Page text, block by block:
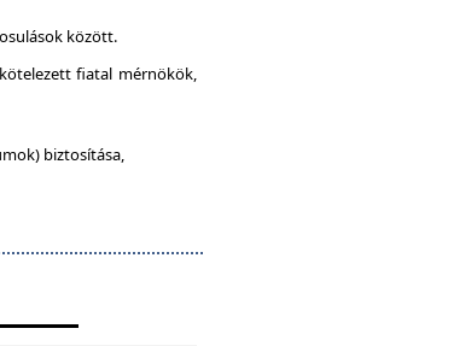
között.
fiatal mérnökök,
biztosítása,